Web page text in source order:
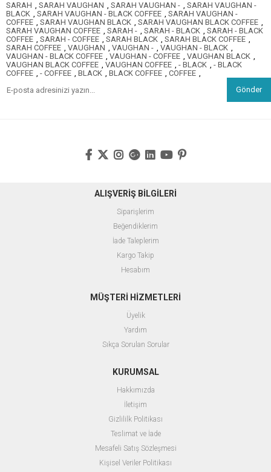
SARAH , SARAH VAUGHAN , SARAH VAUGHAN - , SARAH VAUGHAN -
BLACK , SARAH VAUGHAN - BLACK COFFEE , SARAH VAUGHAN -
COFFEE , SARAH VAUGHAN BLACK , SARAH VAUGHAN BLACK COFFEE ,
SARAH VAUGHAN COFFEE , SARAH - , SARAH - BLACK , SARAH - BLACK
COFFEE , SARAH - COFFEE , SARAH BLACK , SARAH BLACK COFFEE ,
SARAH COFFEE , VAUGHAN , VAUGHAN - , VAUGHAN - BLACK ,
VAUGHAN - BLACK COFFEE , VAUGHAN - COFFEE , VAUGHAN BLACK ,
VAUGHAN BLACK COFFEE , VAUGHAN COFFEE , - BLACK , - BLACK
COFFEE , - COFFEE , BLACK , BLACK COFFEE , COFFEE ,
Gönder
ALIŞVERİŞ BİLGİLERİ
Siparişlerim
Beğendiklerim
İade Taleplerim
Kargo Takip
Hesabım
MÜŞTERİ HİZMETLERİ
Üyelik
Yardım
Sıkça Sorulan Sorular
KURUMSAL
Hakkımızda
İletişim
Gizlililk Politikası
Teslimat ve İade
Mesafeli Satış Sözleşmesi
Kişisel Veriler Politikası